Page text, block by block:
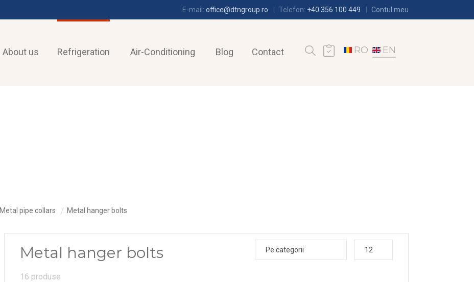
E-mail: office@dtngroup.ro Telefon: +40 356 100 449 Contul meu
About us Refrigeration Air-Conditioning Blog Contact RO EN
Metal pipe collars Metal hanger bolts
Metal hanger bolts
16 produse
Pe categorii 12